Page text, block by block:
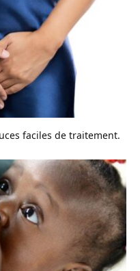
faciles de traitement.